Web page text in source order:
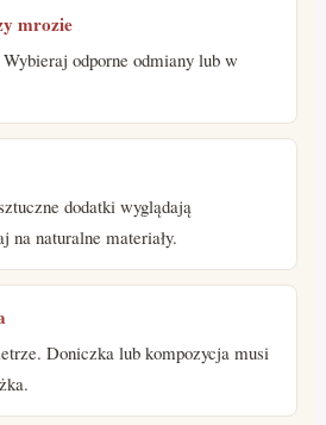
mrozie
odporne odmiany lub w
dodatki wyglądają
na naturalne materiały.
Doniczka lub kompozycja musi